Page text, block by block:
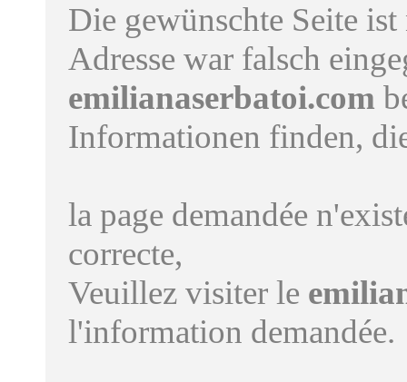
Die gewünschte Seite
Adresse war falsch
emilianaserbatoi.com
Informationen finden,
la page demandée
correcte,
Veuillez visiter le
l'information demandée.